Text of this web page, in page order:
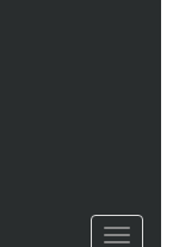
T